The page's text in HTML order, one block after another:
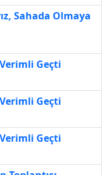
Sahada Olmaya
Geçti
Geçti
Geçti